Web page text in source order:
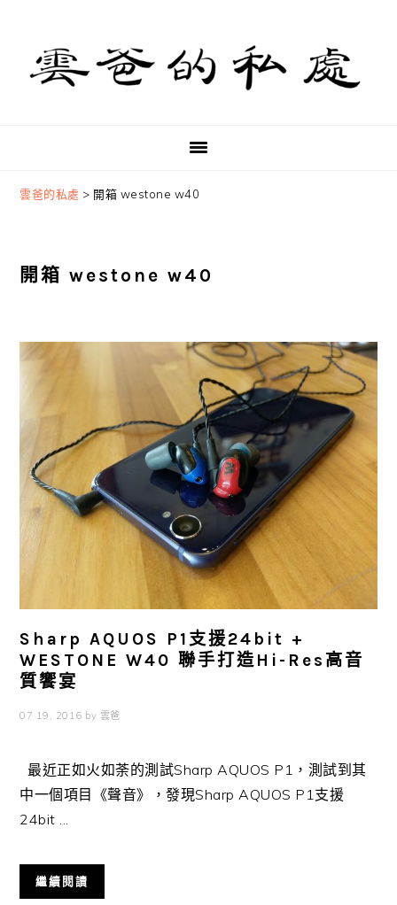
primary
navigation
content
primary
sidebar
雲爸的私處 > 開箱 westone w40
開箱 westone w40
Sharp AQUOS P1支援24bit +
WESTONE W40 聯手打造Hi-Res高音
質饗宴
07 19, 2016 by 雲爸
最近正如火如荼的測試Sharp AQUOS P1，測試到其
中一個項目《聲音》，發現Sharp AQUOS P1支援
24bit ...
繼續閱讀